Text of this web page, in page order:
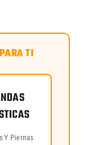
TI
Y Piernas